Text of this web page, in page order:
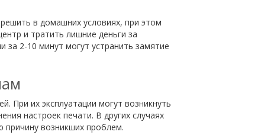
в домашних условиях, при этом
и тратить лишние деньги за
2-10 минут могут устранить замятие
При их эксплуатации могут возникнуть
настроек печати. В других случаях
причину возникших проблем.